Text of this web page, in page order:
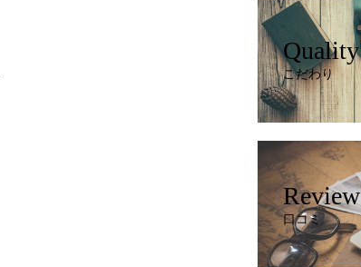
Quality
こだわり
Review
口コミ